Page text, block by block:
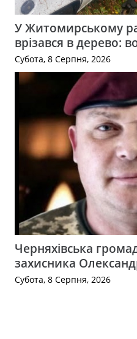
У Житомирському
врізався в дерево:
Субота, 8 Серпня, 2026
Черняхівська
захисника
Субота, 8 Серпня, 2026